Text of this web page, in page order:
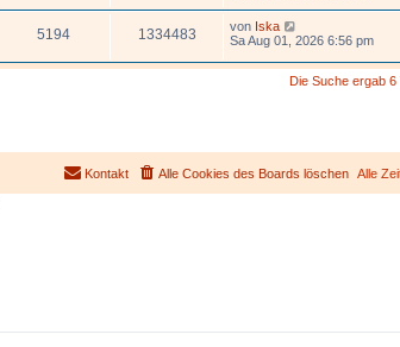
5194 1334483 von Iska
Sa Aug 01, 2026 6:56 pm
Die Suche ergab 6
Alle
Alle Cookies des Boards löschen
Kontakt